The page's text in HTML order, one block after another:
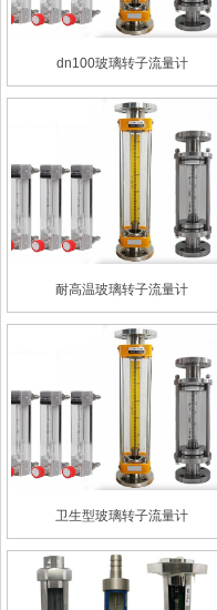
dn100玻璃转子流量计
耐高温玻璃转子流量计
卫生型玻璃转子流量计